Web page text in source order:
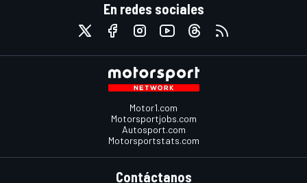
En redes sociales
Motor1.com
Motorsportjobs.com
Autosport.com
Motorsportstats.com
Contáctanos